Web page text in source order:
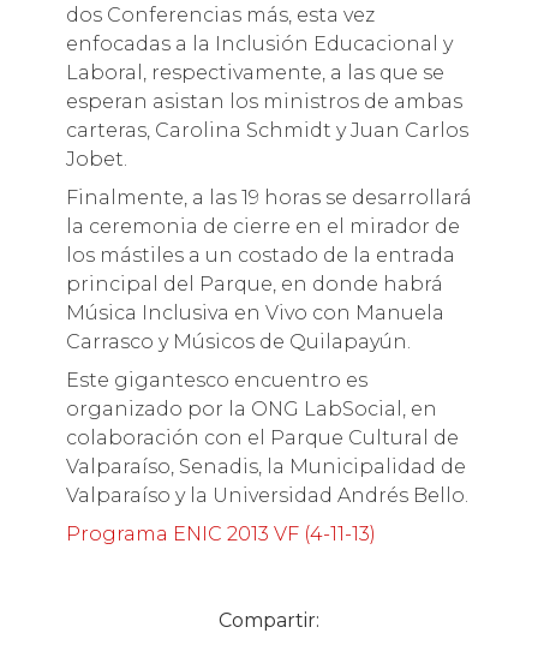
dos Conferencias más, esta vez
enfocadas a la Inclusión Educacional y
Laboral, respectivamente, a las que se
esperan asistan los ministros de ambas
carteras, Carolina Schmidt y Juan Carlos
Jobet.
Finalmente, a las 19 horas se desarrollará
la ceremonia de cierre en el mirador de
los mástiles a un costado de la entrada
principal del Parque, en donde habrá
Música Inclusiva en Vivo con Manuela
Carrasco y Músicos de Quilapayún.
Este gigantesco encuentro es
organizado por la ONG LabSocial, en
colaboración con el Parque Cultural de
Valparaíso, Senadis, la Municipalidad de
Valparaíso y la Universidad Andrés Bello.
Programa ENIC 2013 VF (4-11-13)
Compartir: